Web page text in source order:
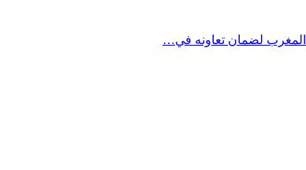
المغرب لضمان تعاونه في…